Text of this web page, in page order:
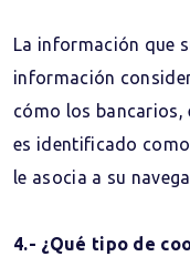
La información que
información
cómo los bancarios,
es identificado
le asocia a su
4.- ¿Qué tipo de